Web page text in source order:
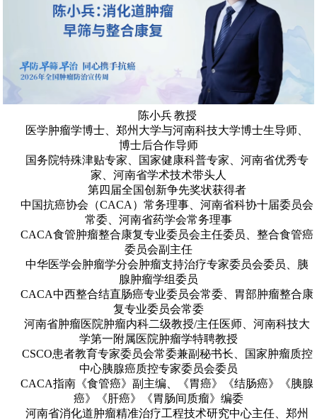
陈小兵 教授
医学肿瘤学博士、郑州大学与河南科技大学博士生导师、
博士后合作导师
国务院特殊津贴专家、国家健康科普专家、河南省优秀专
家、河南省学术技术带头人
第四届全国创新争先奖状获得者
中国抗癌协会（CACA ）常务理事、河南省科协十届委员会
常委、河南省药学会常务理事
CACA食管肿瘤整合康复专业委员会主任委员、整合食管癌
委员会副主任
中华医学会肿瘤学分会肿瘤支持治疗专家委员会委员、胰
腺肿瘤学组委员
CACA中西整合结直肠癌专业委员会常委、胃部肿瘤整合康
复专业委员会常委
河南省肿瘤医院肿瘤内科二级教授/主任医师、河南科技大
学第一附属医院肿瘤学特聘教授
CSCO患者教育专家委员会常委兼副秘书长、国家肿瘤质控
中心胰腺癌质控专家委员会委员
CACA指南《食管癌》副主编、《胃癌》《结肠癌》《胰腺
癌》《肝癌》《胃肠间质瘤》编委
河南省消化道肿瘤精准治疗工程技术研究中心主任、郑州